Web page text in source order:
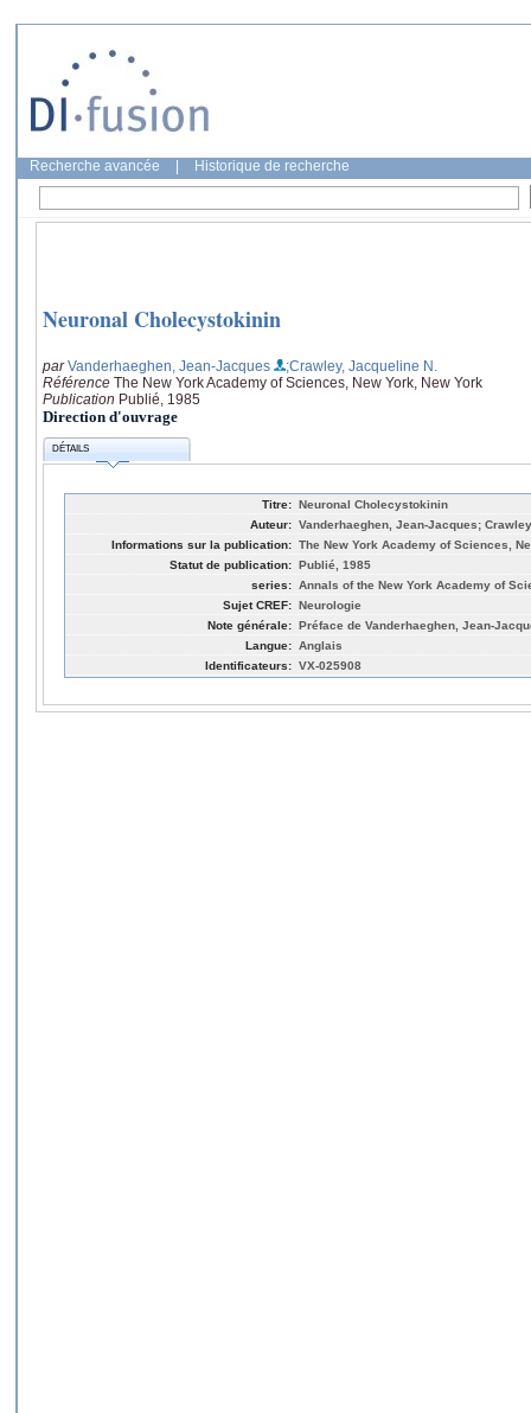
Recherche avancée Historique de recherche
Neuronal Cholecystokinin
parVanderhaeghen, Jean-Jacques
;Crawley, Jacqueline N.
Référence The New York Academy of Sciences, New York, New York
Publication Publié, 1985
Direction d'ouvrage
DÉTAILS
Titre: Neuronal Cholecystokinin
Auteur: Vanderhaeghen, Jean-Jacques;
Informations sur la publication: The New York Academy of Sciences,
Statut de publication: Publié, 1985
series: Annals of the New York Academy of
Sujet CREF: Neurologie
Note générale: Préface de Vanderhaeghen, Jean-
Langue: Anglais
Identificateurs: VX-025908